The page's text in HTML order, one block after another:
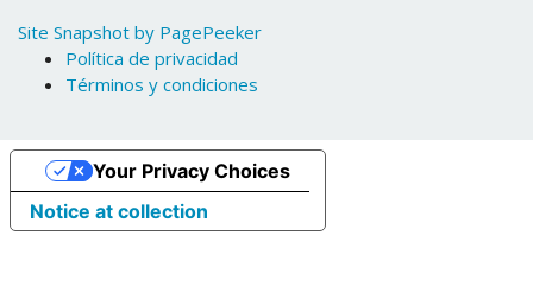
Site Snapshot by PagePeeker
Política de privacidad
Términos y condiciones
Notice at collection
Your Privacy Choices